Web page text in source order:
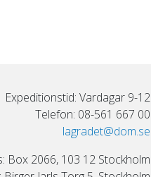
Expeditionstid: Vardagar 9-12
Telefon: 08-561 667 00
lagradet@dom.se
Box 2066, 103 12 Stockholm